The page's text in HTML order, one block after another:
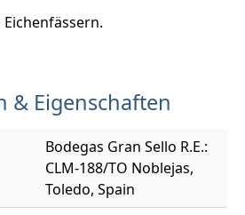
Eigenschaften
Bodegas Gran Sello R.E.:
CLM-188/TO Noblejas,
Toledo, Spain